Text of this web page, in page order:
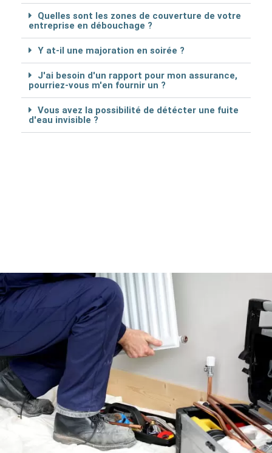
Quelles sont les zones de couverture de votre
entreprise en débouchage ?
Y at-il une majoration en soirée ?
J'ai besoin d'un rapport pour mon assurance,
pourriez-vous m'en fournir un ?
Vous avez la possibilité de détécter une fuite
d'eau invisible ?